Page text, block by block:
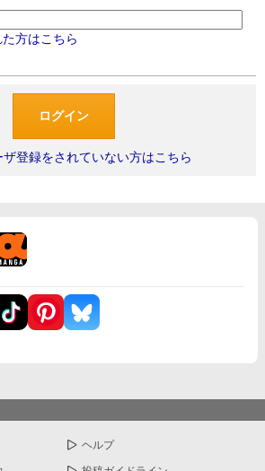
方はこちら
ザ登録をされていない方はこちら
ヘルプ